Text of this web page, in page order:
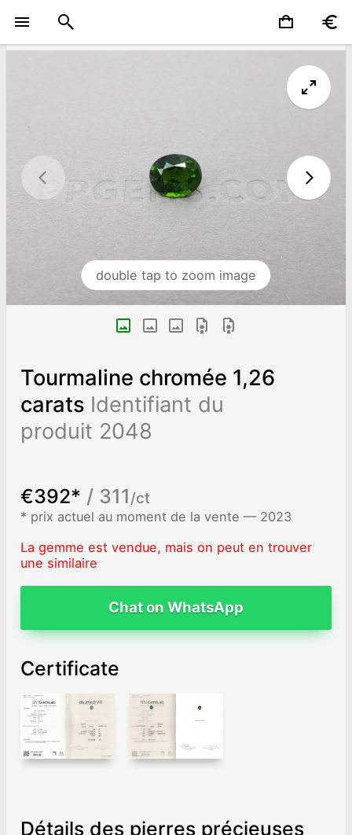
double tap to zoom image
Tourmaline chromée 1,26
carats Identifiant du
produit 2048
€392* / 311/ct
* prix actuel au moment de la vente — 2023
La gemme est vendue, mais on peut en trouver
une similaire
Chat on WhatsApp
Certificate
Détails des pierres précieuses